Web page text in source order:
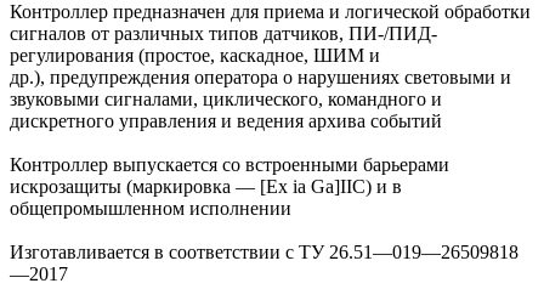
Контроллер предназначен для приема и логической обработки
сигналов от различных типов датчиков, ПИ-/ПИД-
регулирования (простое, каскадное, ШИМ и
др.), предупреждения оператора о нарушениях световыми и
звуковыми сигналами, циклического, командного и
дискретного управления и ведения архива событий
Контроллер выпускается со встроенными барьерами
искрозащиты (маркировка — [Ex ia Ga]IIC) и в
общепромышленном исполнении
Изготавливается в соответствии с ТУ 26.51—019—26509818
—2017